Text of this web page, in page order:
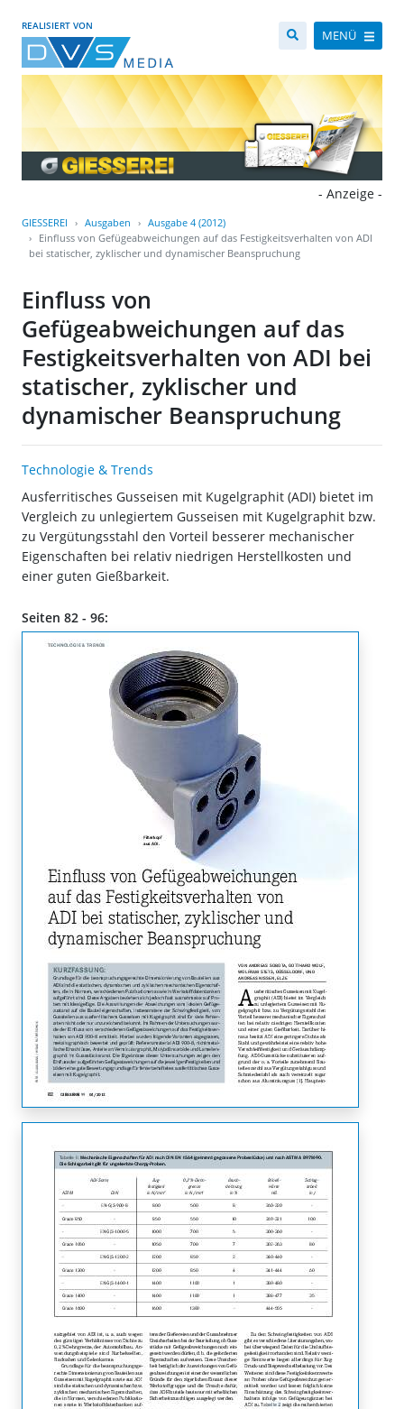
REALISIERT VON
MENÜ
- Anzeige -
GIESSEREI Ausgaben
Ausgabe 4 (2012)
Einfluss von Gefügeabweichungen auf das Festigkeitsverhalten von ADI
bei statischer, zyklischer und dynamischer Beanspruchung
Einfluss von
Gefügeabweichungen auf das
Festigkeitsverhalten von ADI bei
statischer, zyklischer und
dynamischer Beanspruchung
Technologie & Trends
Ausferritisches Gusseisen mit Kugelgraphit (ADI) bietet im
Vergleich zu unlegiertem Gusseisen mit Kugelgraphit bzw.
zu Vergütungsstahl den Vorteil besserer mechanischer
Eigenschaften bei relativ niedrigen Herstellkosten und
einer guten Gießbarkeit.
Seiten 82 - 96: